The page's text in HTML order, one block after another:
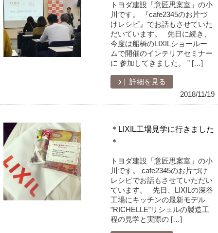
トヨダ建設「意匠思案室」の小
川です。 『cafe2345のお片づ
けレシピ』でお話もさせていた
だいています。 先日に続き、
今度は船橋のLIXILショールー
ムで開催のインテリアセミナー
に 参加してきました。 ” […]
詳細を見る
2018/11/19
＊LIXIL工場見学に行きました
＊
トヨダ建設「意匠思案室」の小
川です。 cafe2345のお片づけ
レシピでお話もさせていただい
ています。 先日、LIXILの深谷
工場にキッチンの最新モデル
”RICHELLE”リシェルの製造工
程の見学と実際の […]